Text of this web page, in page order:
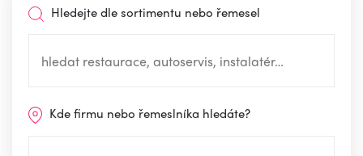
Hledejte dle sortimentu nebo řemesel
Kde firmu nebo řemeslníka hledáte?